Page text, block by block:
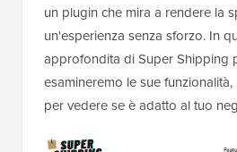
un plugin che mira a rendere la
un'esperienza senza sforzo. In
approfondita di Super Shipping
esamineremo le sue
per vedere se è adatto al tuo